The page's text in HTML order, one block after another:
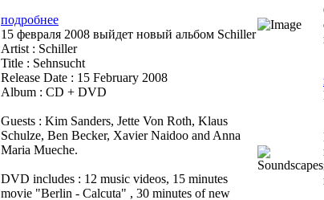
подробнее
15 февраля 2008 выйдет новый альбом Schiller
Artist : Schiller
Title : Sehnsucht
Release Date : 15 February 2008
Album : CD + DVD
Guests : Kim Sanders, Jette Von Roth, Klaus
Schulze, Ben Becker, Xavier Naidoo and Anna
Maria Mueche.
DVD includes : 12 music videos, 15 minutes
movie "Berlin - Calcuta" , 30 minutes of new